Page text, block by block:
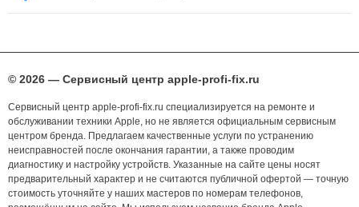
© 2026 — Сервисный центр apple-profi-fix.ru
Сервисный центр apple-profi-fix.ru специализируется на ремонте и
обслуживании техники Apple, но не является официальным сервисным
центром бренда. Предлагаем качественные услуги по устранению
неисправностей после окончания гарантии, а также проводим
диагностику и настройку устройств. Указанные на сайте цены носят
предварительный характер и не считаются публичной офертой — точную
стоимость уточняйте у наших мастеров по номерам телефонов,